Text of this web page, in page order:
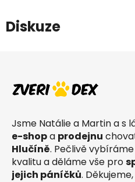
Diskuze
Jsme Natálie a Martin a s
e-shopa prodejnu
Hlučíně. Pečlivě
kvalitu a děláme vše pro
jejich páníčků.